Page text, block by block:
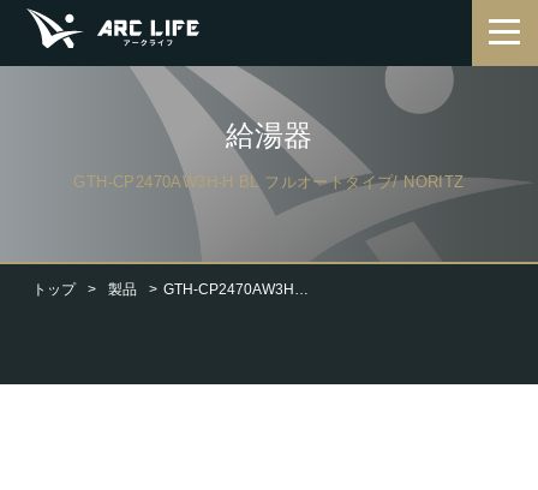
トップ 製品 GTH-CP2470AW3H-H BL フルオートタイプ
給湯器
GTH-CP2470AW3H-H BL フルオートタイプ/ NORITZ